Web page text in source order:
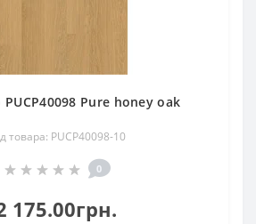
Pure honey oak
товара: PUCP40098-10
0
175.00грн.